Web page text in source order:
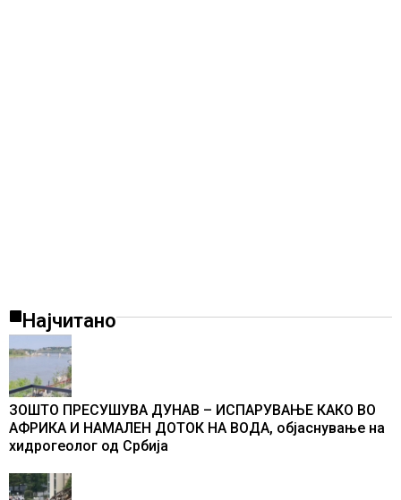
Најчитано
ЗОШТО ПРЕСУШУВА ДУНАВ – ИСПАРУВАЊЕ КАКО ВО
АФРИКА И НАМАЛЕН ДОТОК НА ВОДА, објаснување на
хидрогеолог од Србија